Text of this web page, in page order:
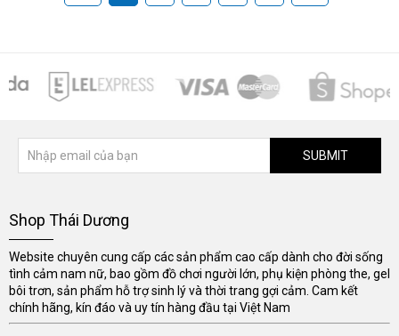
SUBMIT
Shop Thái Dương
Website chuyên cung cấp các sản phẩm cao cấp dành cho đời sống
tình cảm nam nữ, bao gồm đồ chơi người lớn, phụ kiện phòng the, gel
bôi trơn, sản phẩm hỗ trợ sinh lý và thời trang gợi cảm. Cam kết
chính hãng, kín đáo và uy tín hàng đầu tại Việt Nam